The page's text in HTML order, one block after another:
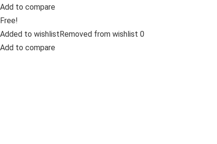
Add to compare
Free!
Added to wishlistRemoved from wishlist 0
Add to compare